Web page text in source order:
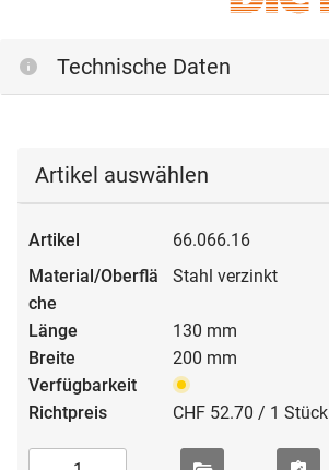
Technische Daten
Artikel auswählen
66.066.16
Stahl verzinkt
130 mm
200 mm
CHF 52.70 / 1 Stück